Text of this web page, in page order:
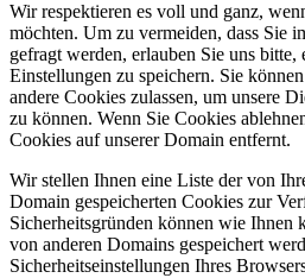
Wir respektieren es voll und ganz,
möchten. Um zu vermeiden, dass Sie
gefragt werden, erlauben Sie uns
Einstellungen zu speichern. Sie
andere Cookies zulassen, um unsere
zu können. Wenn Sie Cookies
Cookies auf unserer Domain entfernt.
Wir stellen Ihnen eine Liste der von
Domain gespeicherten Cookies zur
Sicherheitsgründen können wie Ihnen
von anderen Domains gespeichert
Sicherheitseinstellungen Ihres